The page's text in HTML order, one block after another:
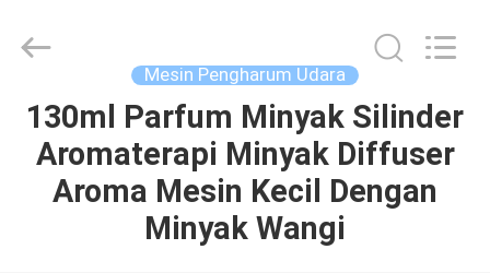
RUMAH
PRODUK
Reserved.
Mesin Pengharum Udara
130ml Parfum Minyak Silinder
Aromaterapi Minyak Diffuser
Aroma Mesin Kecil Dengan
Minyak Wangi